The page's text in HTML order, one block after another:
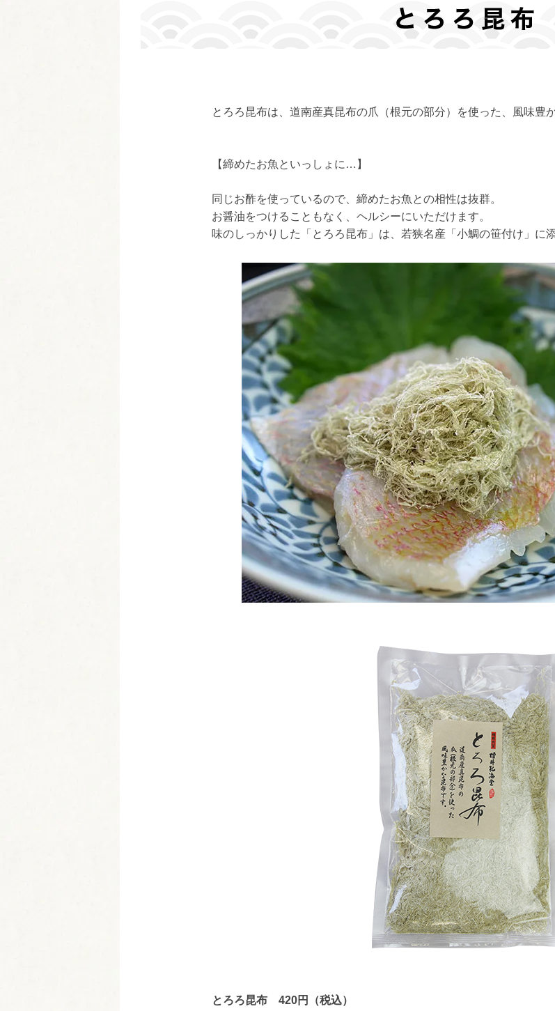
とろろ昆布は、道南産真昆布の爪（根元の部分）を使った、風味豊
【締めたお魚といっしょに…】
同じお酢を使っているので、締めたお魚との相性は抜群。
お醤油をつけることもなく、ヘルシーにいただけます。
味のしっかりした「とろろ昆布」は、若狭名産「小鯛の笹付け」に
とろろ昆布 420円（税込）